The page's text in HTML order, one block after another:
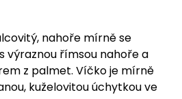
nahoře mírně se
výraznou římsou nahoře a
z palmet. Víčko je mírně
kuželovitou úchytkou ve